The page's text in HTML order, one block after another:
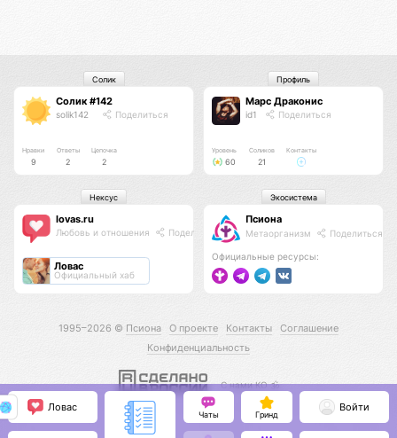
Солик #142
solik142 Поделиться
Нравки
9
Ответы
2
Цепочка
2
Солик
Марс Драконис
id1 Поделиться
Уровень
60
Соликов
21
Контакты
Профиль
lovas.ru
Любовь и отношения Поделиться
Ловас
Официальный хаб
Нексус
Псиона
Метаорганизм Поделиться
Официальные ресурсы:
Экосистема
1995–2026 © Псиона О проекте Контакты
Соглашение
Конфиденциальность
С нами КО 🕉️
Ловас
Чаты Гринд
Войти